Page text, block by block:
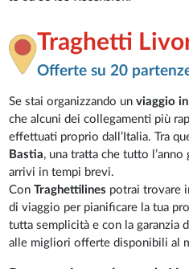
Traghetti
Offerte su 20
Se stai organizzando unviaggio
che alcuni dei collegamenti più
effettuati proprio dall’Italia. Tra
Bastia, una tratta che tutto
arrivi in tempi brevi.
ConTraghettilines potrai trovare
di viaggio per pianificare la tua
tutta semplicità e con la garanzia
alle migliori offerte disponibili al